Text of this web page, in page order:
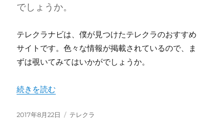
でしょうか。
テレクラナビは、僕が見つけたテレクラのおすすめ
サイトです。色々な情報が掲載されているので、ま
ずは覗いてみてはいかがでしょうか。
“無知な人ほど出会えない” の
続きを読む
投
2017年8月22日
カ
テレクラ